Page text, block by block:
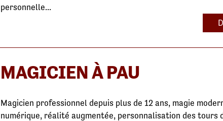
personnelle...
MAGICIEN À PAU
Magicien professionnel depuis plus de 12 ans, magie
numérique, réalité augmentée, personnalisation des tours